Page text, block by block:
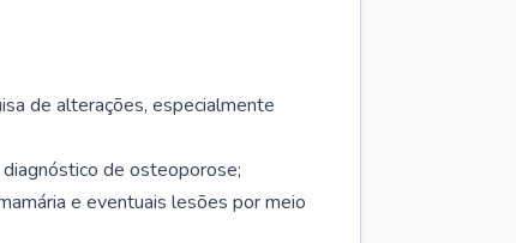
de alterações, especialmente
de osteoporose;
e eventuais lesões por meio